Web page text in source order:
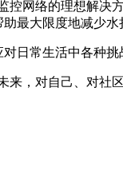
控网络的理想解决
最大限度地减少水
日常生活中各种
，对自己、对社